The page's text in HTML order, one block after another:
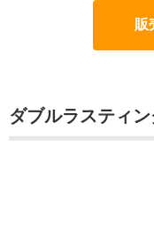
販
ダブルラスティ